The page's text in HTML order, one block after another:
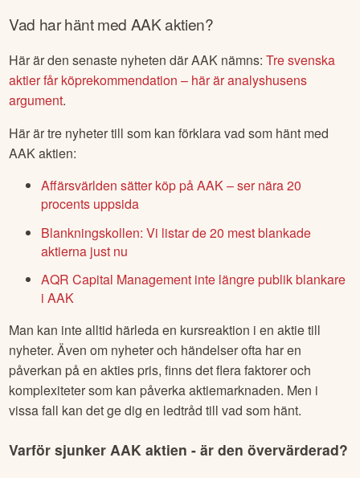
Vad har hänt med AAKaktien?
Här är den senaste nyheten därAAK nämns:Tre svenska
aktier får köprekommendation – här är analyshusens
argument.
Här är tre nyheter till som kan förklara vad som hänt med
AAKaktien:
Affärsvärlden sätter köp på AAK – ser nära 20
procents uppsida
Blankningskollen: Vi listar de 20 mest blankade
aktierna just nu
AQR Capital Management inte längre publik blankare
i AAK
Man kan inte alltid härleda en kursreaktion i en aktie till
nyheter. Även om nyheter och händelser ofta har en
påverkan på en akties pris, finns det flera faktorer och
komplexiteter som kan påverka aktiemarknaden. Men i
vissa fall kan det ge dig en ledtråd till vad som hänt.
Varför sjunker AAK aktien - är den övervärderad?